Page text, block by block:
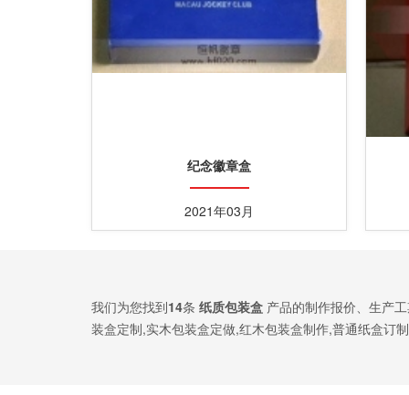
纪念徽章盒
2021年03月
我们为您找到14条 纸质包装盒 产品的制作报价、生产
装盒定制,实木包装盒定做,红木包装盒制作,普通纸盒订